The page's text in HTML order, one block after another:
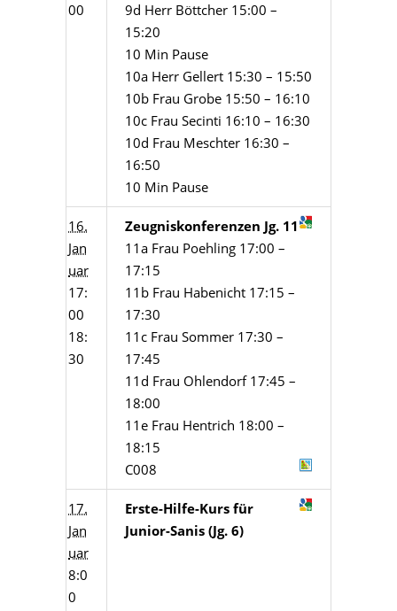
00
9d Herr Böttcher 15:00 –
15:20
10 Min Pause
10a Herr Gellert 15:30 – 15:50
10b Frau Grobe 15:50 – 16:10
10c Frau Secinti 16:10 – 16:30
10d Frau Meschter 16:30 –
16:50
10 Min Pause
16.
Jan
uar
17:
00
18:
30
Zeugniskonferenzen Jg. 11
11a Frau Poehling 17:00 –
17:15
11b Frau Habenicht 17:15 –
17:30
11c Frau Sommer 17:30 –
17:45
11d Frau Ohlendorf 17:45 –
18:00
11e Frau Hentrich 18:00 –
18:15
C008
17.
Jan
uar
8:0
0
Erste-Hilfe-Kurs für
Junior-Sanis (Jg. 6)